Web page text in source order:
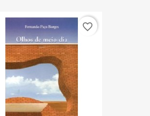
favorite_border